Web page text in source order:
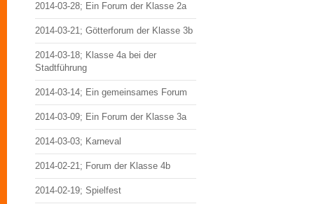
2014-03-28; Ein Forum der Klasse 2a
2014-03-21; Götterforum der Klasse 3b
2014-03-18; Klasse 4a bei der
Stadtführung
2014-03-14; Ein gemeinsames Forum
2014-03-09; Ein Forum der Klasse 3a
2014-03-03; Karneval
2014-02-21; Forum der Klasse 4b
2014-02-19; Spielfest